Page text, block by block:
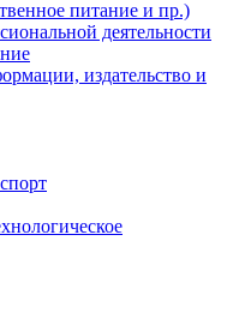
питание и пр.)
деятельности
издательство и